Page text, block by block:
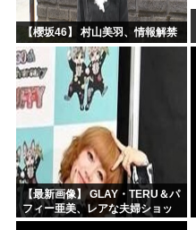
【櫻坂46】 村山美羽、情報解禁
【最新画像】 GLAY・TERU＆パ
フィー亜美、レアな夫婦ショッ
トを公開してしまう！